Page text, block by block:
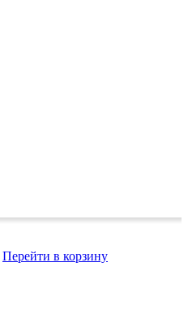
Перейти в корзину